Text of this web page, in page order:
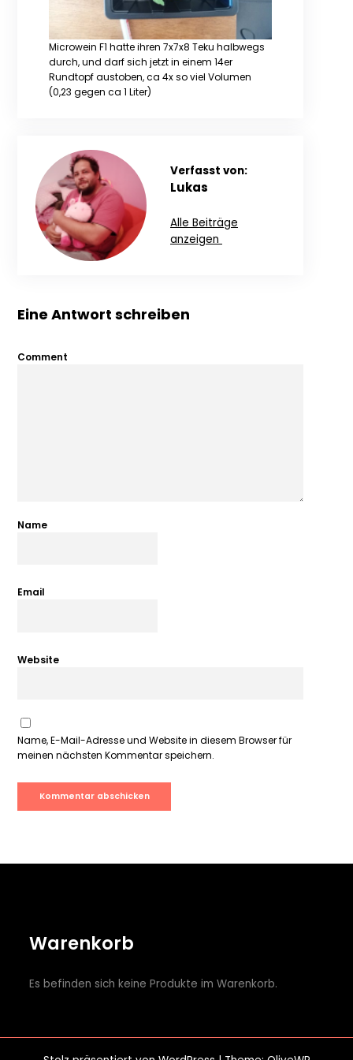
Microwein F1 hatte ihren 7x7x8 Teku halbwegs
durch, und darf sich jetzt in einem 14er
Rundtopf austoben, ca 4x so viel Volumen
(0,23 gegen ca 1 Liter)
Verfasst von:
Lukas
Alle Beiträge
anzeigen
Eine Antwort schreiben
Comment
Name
Email
Website
Name, E-Mail-Adresse und Website in diesem Browser für
meinen nächsten Kommentar speichern.
Warenkorb
Es befinden sich keine Produkte im Warenkorb.